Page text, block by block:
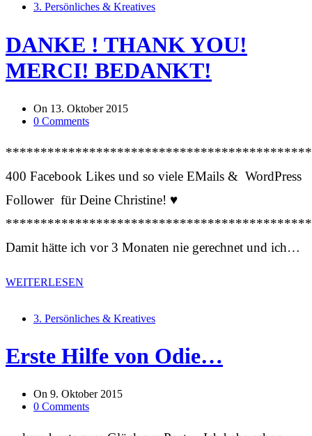
3. Persönliches & Kreatives
DANKE ! THANK YOU!
MERCI! BEDANKT!
On 13. Oktober 2015
0 Comments
400 Facebook Likes und so viele EMails & WordPress
Follower für Deine Christine! ♥
Damit hätte ich vor 3 Monaten nie gerechnet und ich…
WEITERLESEN
3. Persönliches & Kreatives
Erste Hilfe von Odie…
On 9. Oktober 2015
0 Comments